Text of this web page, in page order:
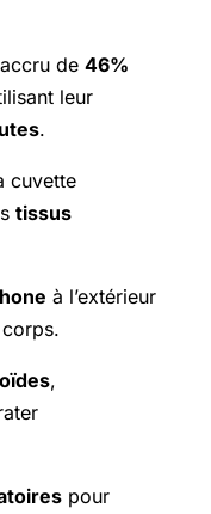
de 46%
leur
.
cuvette
tissus
à l’extérieur
,
pour